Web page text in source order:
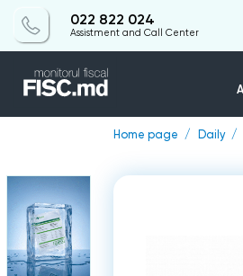
022 822 024
Assistment and Call Center
Home page Daily